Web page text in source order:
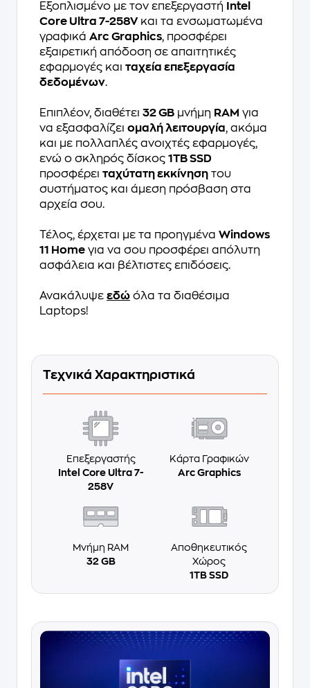
Εξοπλισμένο με τον επεξεργαστή
Intel
Core Ultra 7-258Vκαι τα ενσωματωμένα
γραφικά Arc Graphics, προσφέρει
εξαιρετική απόδοση σε απαιτητικές
εφαρμογές και ταχεία επεξεργασία
δεδομένων.
Επιπλέον, διαθέτει 32 GB μνήμη RAM για
να εξασφαλίζει ομαλή λειτουργία, ακόμα
και με πολλαπλές ανοιχτές εφαρμογές,
ενώ ο σκληρός δίσκος 1TB SSD
προσφέρει ταχύτατη εκκίνηση του
συστήματος και άμεση πρόσβαση στα
αρχεία σου.
Τέλος, έρχεται με τα προηγμένα Windows
11 Home για να σου προσφέρει απόλυτη
ασφάλεια και βέλτιστες επιδόσεις.
Ανακάλυψε εδώ όλα τα διαθέσιμα
Laptops!
Τεχνικά Χαρακτηριστικά
Επεξεργαστής
Intel Core Ultra 7-
258V
Κάρτα Γραφικών
Arc Graphics
Μνήμη RAM
32 GB
Αποθηκευτικός
Χώρος
1TB SSD